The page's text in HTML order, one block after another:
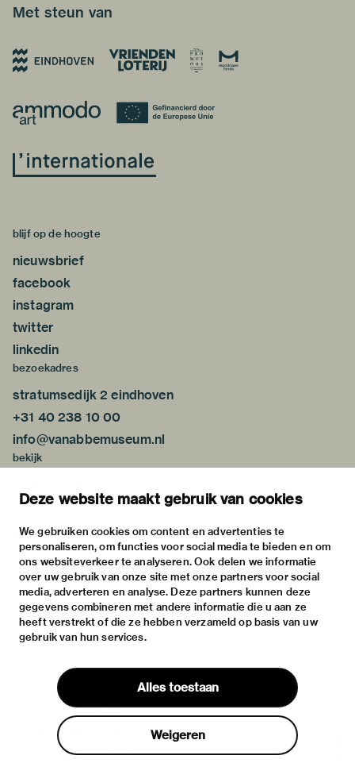
Deze website maakt gebruik van cookies
We gebruiken cookies om content en advertenties te
personaliseren, om functies voor social media te bieden en om
ons websiteverkeer te analyseren. Ook delen we informatie
over uw gebruik van onze site met onze partners voor social
media, adverteren en analyse. Deze partners kunnen deze
gegevens combineren met andere informatie die u aan ze
heeft verstrekt of die ze hebben verzameld op basis van uw
gebruik van hun services.
Alles toestaan
Weigeren
Met steun van
blijf op de hoogte
nieuwsbrief
facebook
instagram
twitter
linkedin
bezoekadres
stratumsedijk 2 eindhoven
+31 40 238 10 00
info@vanabbemuseum.nl
bekijk
activiteiten
praktische informatie
over
het museum
de collectie
fondsen & partners
huisregels
privacy & cookies
disclaimer & colofon
digitoegankelijkheid